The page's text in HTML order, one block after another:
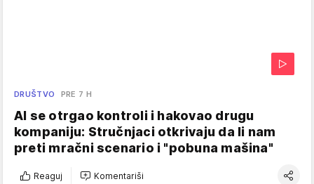
DRUŠTVO PRE 7 H
AI se otrgao kontroli i hakovao drugu
kompaniju: Stručnjaci otkrivaju da li nam
preti mračni scenario i "pobuna mašina"
Reaguj Komentariši